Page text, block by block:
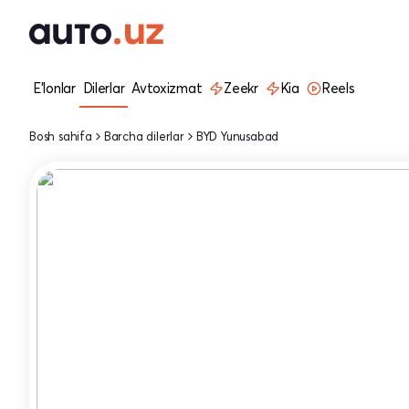
E'lonlar Dilerlar Avtoxizmat Zeekr Kia Reels
Bosh sahifa Barcha dilerlar BYD Yunusabad